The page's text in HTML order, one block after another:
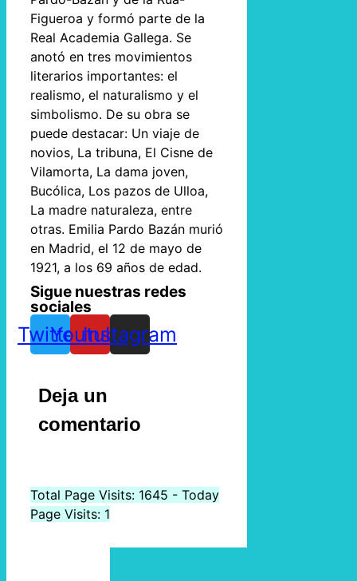
Figueroa y formó parte de la
Real Academia Gallega. Se
anotó en tres movimientos
literarios importantes: el
realismo, el naturalismo y el
simbolismo. De su obra se
puede destacar: Un viaje de
novios, La tribuna, El Cisne de
Vilamorta, La dama joven,
Bucólica, Los pazos de Ulloa,
La madre naturaleza, entre
otras. Emilia Pardo Bazán murió
en Madrid, el 12 de mayo de
1921, a los 69 años de edad.
Sigue nuestras redes
sociales
TwitterYoutube
Instagram
Deja un
comentario
Total Page Visits: 1645 - Today
Page Visits: 1